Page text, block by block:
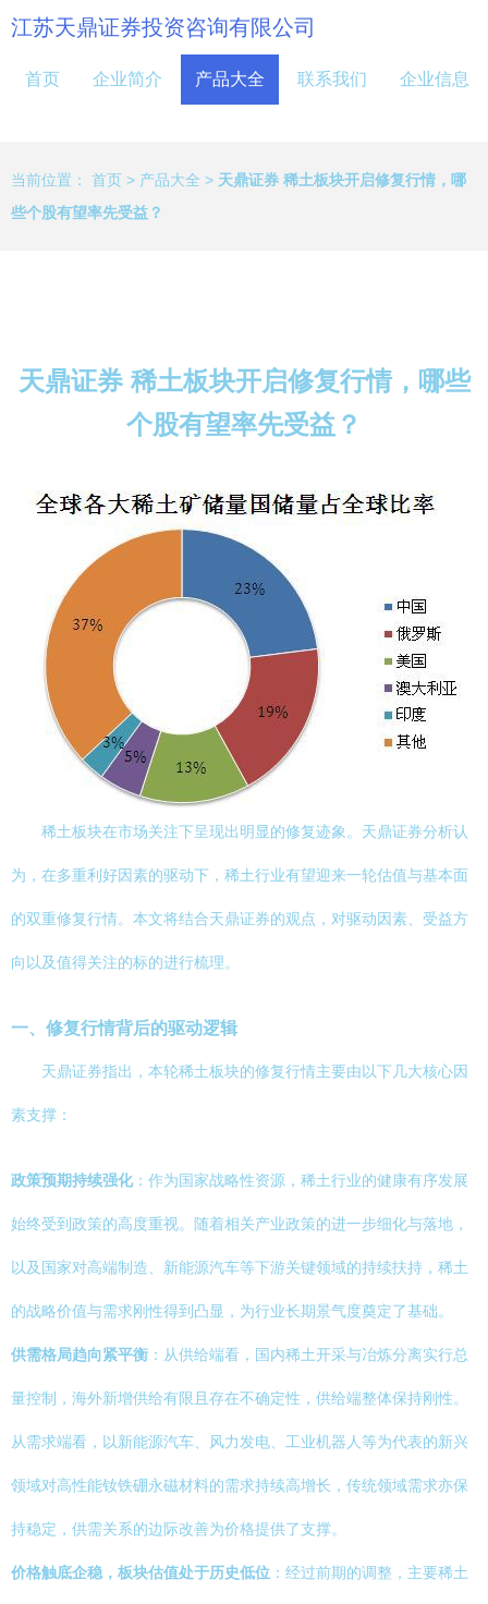
江苏天鼎证券投资咨询有限公司
首页 企业简介 产品大全 联系我们 企业信息
当前位置： 首页 > 产品大全 > 天鼎证券 稀土板块开启修复行情，哪
些个股有望率先受益？
天鼎证券 稀土板块开启修复行情，哪些
个股有望率先受益？
稀土板块在市场关注下呈现出明显的修复迹象。天鼎证券分析认
为，在多重利好因素的驱动下，稀土行业有望迎来一轮估值与基本面
的双重修复行情。本文将结合天鼎证券的观点，对驱动因素、受益方
向以及值得关注的标的进行梳理。
一、修复行情背后的驱动逻辑
天鼎证券指出，本轮稀土板块的修复行情主要由以下几大核心因
素支撑：
政策预期持续强化：作为国家战略性资源，稀土行业的健康有序发展
始终受到政策的高度重视。随着相关产业政策的进一步细化与落地，
以及国家对高端制造、新能源汽车等下游关键领域的持续扶持，稀土
的战略价值与需求刚性得到凸显，为行业长期景气度奠定了基础。
供需格局趋向紧平衡 ：从供给端看，国内稀土开采与冶炼分离实行总
量控制，海外新增供给有限且存在不确定性，供给端整体保持刚性。
从需求端看，以新能源汽车、风力发电、工业机器人等为代表的新兴
领域对高性能钕铁硼永磁材料的需求持续高增长，传统领域需求亦保
持稳定，供需关系的边际改善为价格提供了支撑。
价格触底企稳，板块估值处于历史低位 ：经过前期的调整，主要稀土